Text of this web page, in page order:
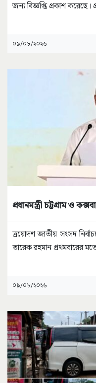
জন্য বিজ্ঞপ্তি প্রকাশ করেছে।
০৯/০৮/২০২৬
প্রধানমন্ত্রী চট্টগ্রাম ও
ত্রয়োদশ জাতীয় সংসদ
তারেক রহমান প্রথমবারের
০৯/০৮/২০২৬